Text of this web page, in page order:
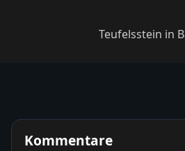
Teufelsstein in
Kommentare